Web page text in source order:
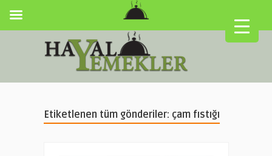
Etiketlenen tüm gönderiler: çam fıstığı